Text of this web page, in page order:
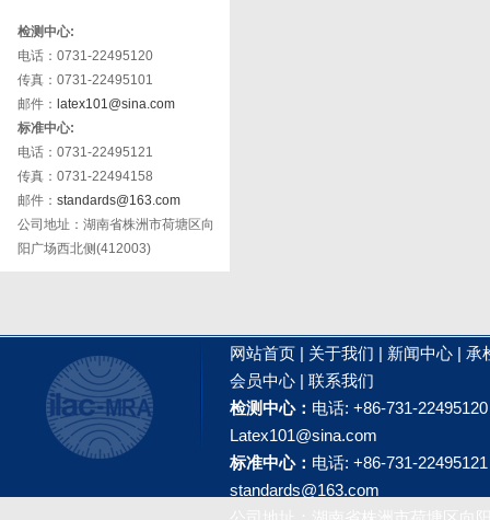
检测中心:
电话：0731-22495120
传真：0731-22495101
邮件： latex101@sina.com
标准中心:
电话：0731-22495121
传真：0731-22494158
邮件： standards@163.com
公司地址：湖南省株洲市荷塘区向
阳广场西北侧(412003)
网站首页 | 关于我们 | 新闻中心 | 承
会员中心 | 联系我们
检测中心： 电话: +86-731-
Latex101@sina.com
标准中心： 电话: +86-731-
standards@163.com